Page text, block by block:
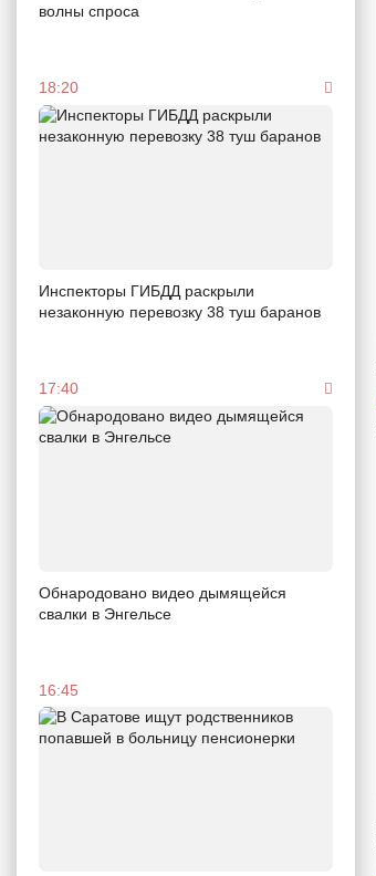
волны спроса
18:20
Инспекторы ГИБДД раскрыли
незаконную перевозку 38 туш баранов
17:40
Обнародовано видео дымящейся
свалки в Энгельсе
16:45